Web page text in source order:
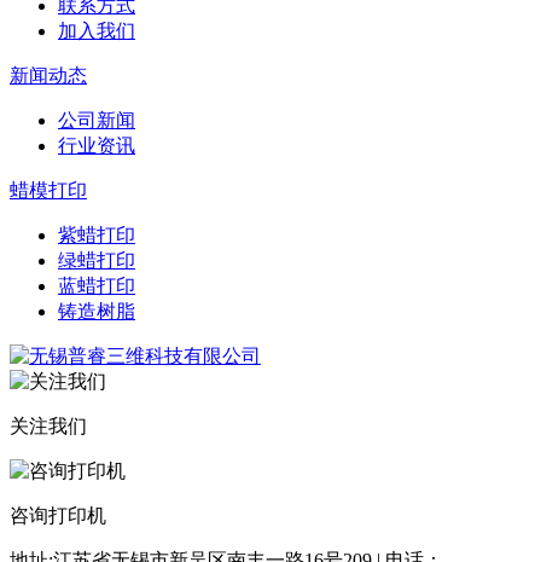
联系方式
加入我们
新闻动态
公司新闻
行业资讯
蜡模打印
紫蜡打印
绿蜡打印
蓝蜡打印
铸造树脂
关注我们
咨询打印机